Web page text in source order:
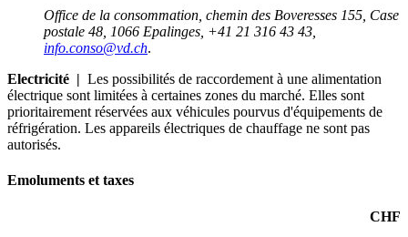
Office de la consommation, chemin des Boveresses 155, Case
postale 48, 1066 Epalinges, +41 21 316 43 43,
info.conso@vd.ch.
Electricité | Les possibilités de raccordement à une alimentation
électrique sont limitées à certaines zones du marché. Elles sont
prioritairement réservées aux véhicules pourvus d'équipements de
réfrigération. Les appareils électriques de chauffage ne sont pas
autorisés.
Emoluments et taxes
CHF